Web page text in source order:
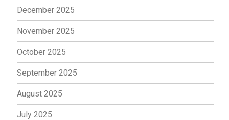
December 2025
November 2025
October 2025
September 2025
August 2025
July 2025